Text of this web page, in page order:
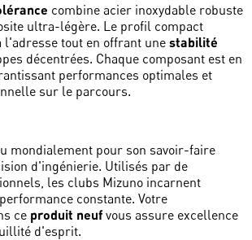
combine acier inoxydable robuste
ultra-légère. Le profil compact
l'adresse tout en offrant une stabilité
décentrées. Chaque composant est en
performances optimales et
sur le parcours.
mondialement pour son savoir-faire
d'ingénierie. Utilisés par de
les clubs Mizuno incarnent
constante. Votre
ce produit neuf vous assure excellence
d'esprit.